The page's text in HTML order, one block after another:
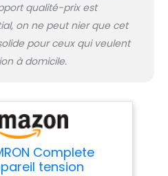
qualité-prix est
on ne peut nier que cet
pour ceux qui veulent
à domicile.
Complete
tension